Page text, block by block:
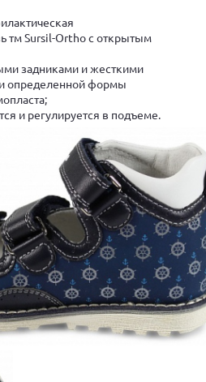
тм Sursil-Ortho с открытым
задниками и жесткими
определенной формы
и регулируется в подъеме.